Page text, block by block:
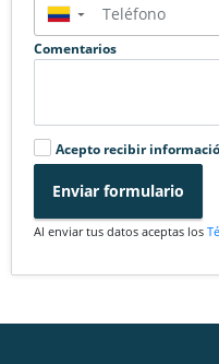
▼
Comentarios
Acepto recibir
Enviar formulario
Al enviar tus datos aceptas los